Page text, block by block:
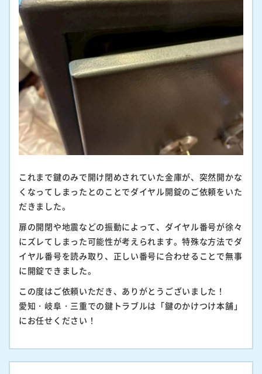
これまで鍵のみで開け閉めされていた金庫が、突然開かな
くなってしまったとのことでダイヤル開錠のご依頼をいた
だきました。
扉の開閉や地震などの振動によって、ダイヤル番号が徐々
にズレてしまった可能性が考えられます。特殊な方法でダ
イヤル番号を読み取り、正しい番号に合わせることで無事
に開錠できました。
この度はご依頼いただき、ありがとうございました！
愛知・岐阜・三重での鍵トラブルは「鍵のかけつけ本舗」
にお任せください！